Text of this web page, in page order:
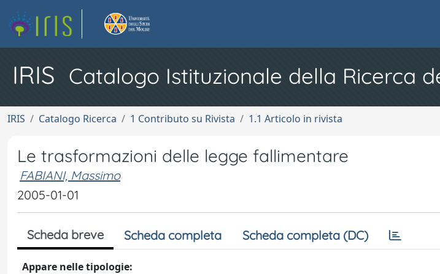
IRIS Catalogo Istituzionale della Ricerca
IRIS Catalogo Ricerca 1 Contributo su Rivista 1.1 Articolo in rivista
Le trasformazioni delle legge fallimentare
FABIANI, Massimo
2005-01-01
Scheda breve Scheda completa Scheda completa (DC)
Appare nelle tipologie: